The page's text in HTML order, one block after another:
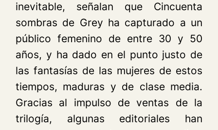
inevitable, señalan que Cincuenta
sombras de Grey ha capturado a un
público femenino de entre 30 y 50
años, y ha dado en el punto justo de
las fantasías de las mujeres de estos
tiempos, maduras y de clase media.
Gracias al impulso de ventas de la
trilogía, algunas editoriales han